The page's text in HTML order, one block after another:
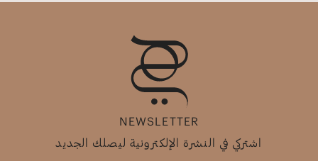
NEWSLETTER
اشتركي في النشرة الإلكترونية ليصلك الجديد